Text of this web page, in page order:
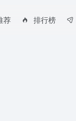
荐 排行榜